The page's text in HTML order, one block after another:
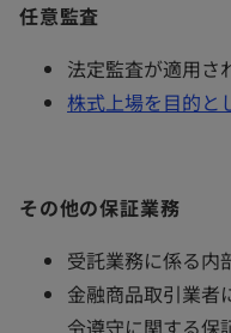
任意監査
法定監査が適用さ
株式上場を目的と
その他の保証業務
受託業務に係る内
金融商品取引業者
令遵守に関する保